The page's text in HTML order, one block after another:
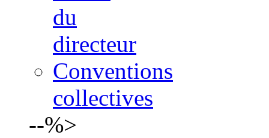
du
directeur
Conventions
collectives
--%>